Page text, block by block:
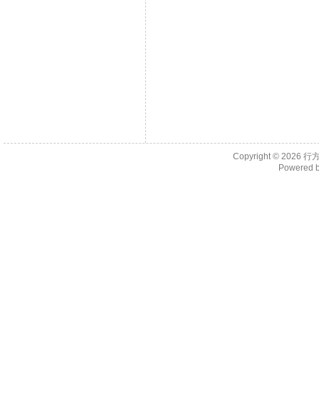
Copyright © 2026行
Powered